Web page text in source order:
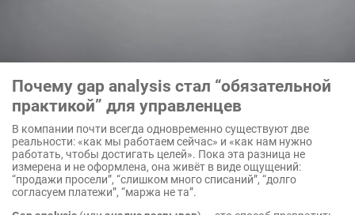
Почему gap analysis стал “обязательной
практикой” для управленцев
В компании почти всегда одновременно существуют две
реальности: «как мы работаем сейчас» и «как нам нужно
работать, чтобы достигать целей». Пока эта разница не
измерена и не оформлена, она живёт в виде ощущений:
“продажи просели”, “слишком много списаний”, “долго
согласуем платежи”, “маржа не та”.